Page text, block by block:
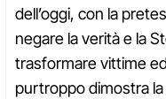
dell’oggi, con la
negare la verità e la
trasformare vittime
purtroppo dimostra